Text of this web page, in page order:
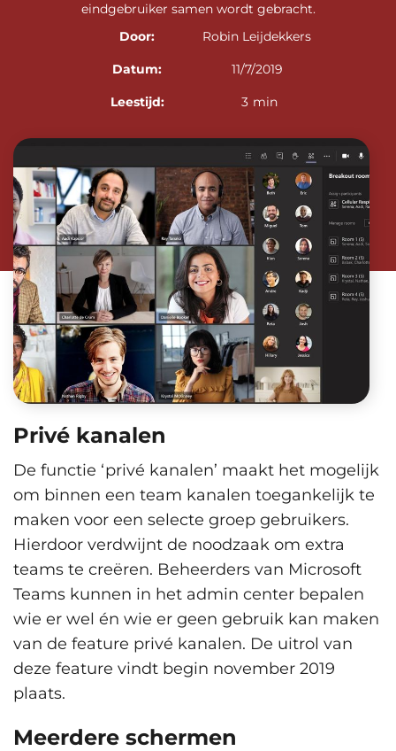
eindgebruiker samen wordt gebracht.
Door:
Robin Leijdekkers
Datum: 11/7/2019
Leestijd: 3 min
Privé kanalen
De functie ‘privé kanalen’ maakt het mogelijk
om binnen een team kanalen toegankelijk te
maken voor een selecte groep gebruikers.
Hierdoor verdwijnt de noodzaak om extra
teams te creëren. Beheerders van Microsoft
Teams kunnen in het admin center bepalen
wie er wel én wie er geen gebruik kan maken
van de feature privé kanalen. De uitrol van
deze feature vindt begin november 2019
plaats.
Meerdere schermen